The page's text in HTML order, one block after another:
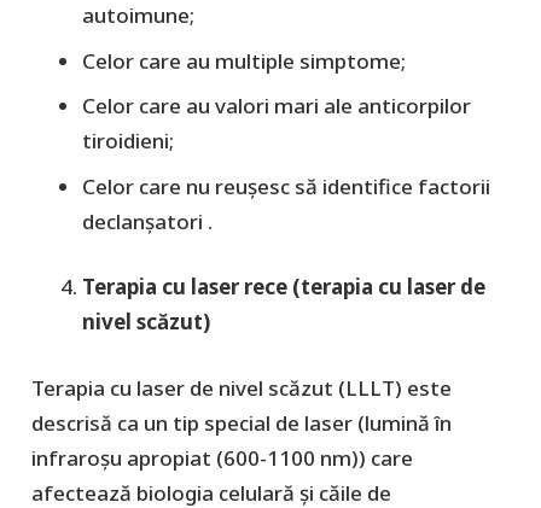
autoimune;
Celor care au multiple simptome;
Celor care au valori mari ale anticorpilor
tiroidieni;
Celor care nu reușesc să identifice factorii
declanșatori .
Terapia cu laser rece (terapia cu laser de
nivel scăzut)
Terapia cu laser de nivel scăzut (LLLT) este
descrisă ca un tip special de laser (lumină în
infraroșu apropiat (600-1100 nm)) care
afectează biologia celulară și căile de